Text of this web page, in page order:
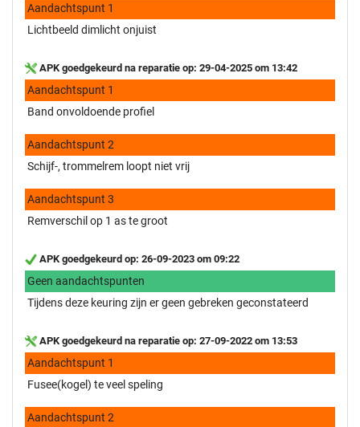
Aandachtspunt 1
Lichtbeeld dimlicht onjuist
APK goedgekeurd na reparatie op: 29-04-2025 om 13:42
Aandachtspunt 1
Band onvoldoende profiel
Aandachtspunt 2
Schijf-, trommelrem loopt niet vrij
Aandachtspunt 3
Remverschil op 1 as te groot
APK goedgekeurd op: 26-09-2023 om 09:22
Geen aandachtspunten
Tijdens deze keuring zijn er geen gebreken geconstateerd
APK goedgekeurd na reparatie op: 27-09-2022 om 13:53
Aandachtspunt 1
Fusee(kogel) te veel speling
Aandachtspunt 2